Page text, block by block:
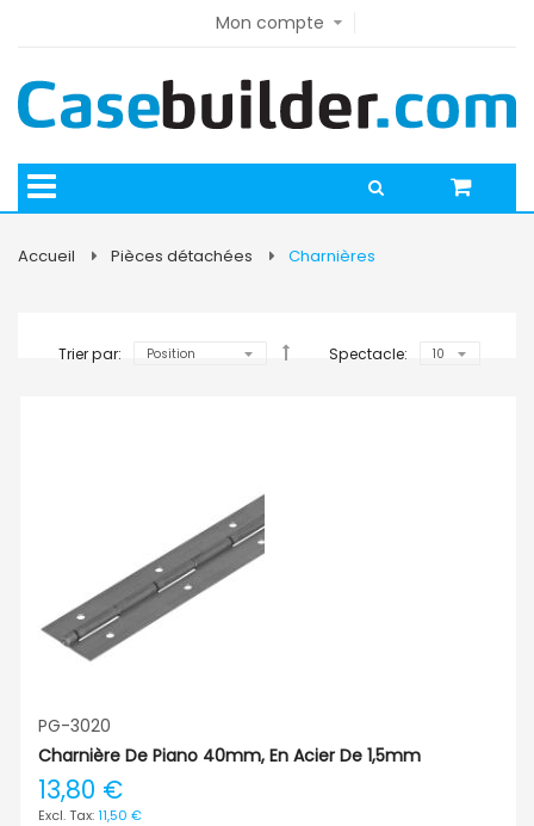
Mon compte
Accueil Pièces détachées Charnières
Trier par: Spectacle:
PG-3020
Charnière De Piano 40mm, En Acier De 1,5mm
13,80 €
11,50 €